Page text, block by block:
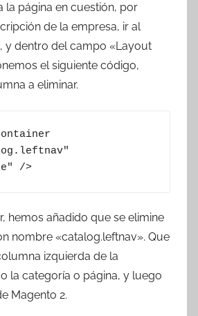
c
o
m
a
t
la página en cuestión, por
de la empresa, ir al
y dentro del campo «Layout
el siguiente código,
a eliminar.
/>
hemos añadido que se elimine
nombre «catalog.leftnav». Que
izquierda de la
la categoría o página, y luego
Magento 2.